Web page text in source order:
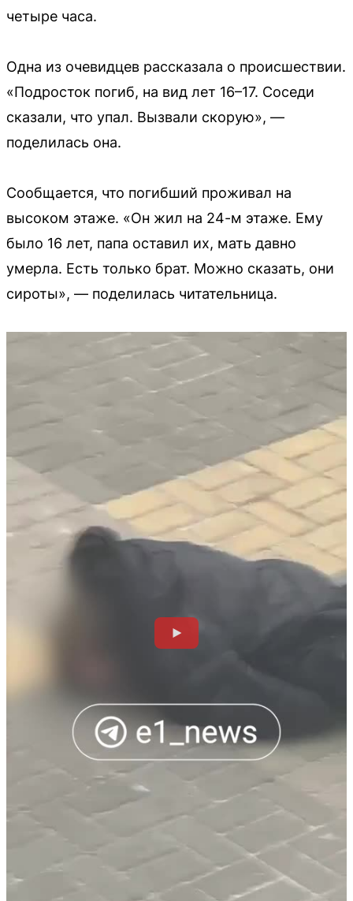
четыре часа.
Одна из очевидцев рассказала о происшествии.
«Подросток погиб, на вид лет 16–17. Соседи
сказали, что упал. Вызвали скорую», —
поделилась она.
Сообщается, что погибший проживал на
высоком этаже. «Он жил на 24-м этаже. Ему
было 16 лет, папа оставил их, мать давно
умерла. Есть только брат. Можно сказать, они
сироты», — поделилась читательница.